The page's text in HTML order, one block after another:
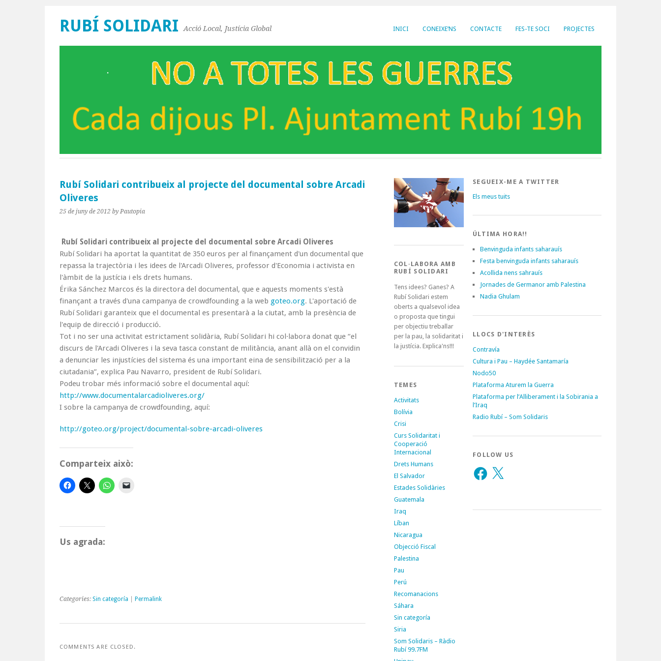
INICI CONEIXE’NS CONTACTE FES-TE SOCI PROJECTES
RUBÍ SOLIDARI Acció Local, Justícia Global
Rubí Solidari contribueix al projecte del documental sobre Arcadi
Oliveres
25 de juny de 2012 by Pautopia
Rubí Solidari contribueix al projecte del documental sobre Arcadi Oliveres
Rubí Solidari ha aportat la quantitat de 350 euros per al finançament d'un documental que
repassa la trajectòria i les idees de l'Arcadi Oliveres, professor d'Economia i activista en
l'àmbit de la justícia i els drets humans.
Érika Sánchez Marcos és la directora del documental, que e aquests moments s'està
finançant a través d'una campanya de crowdfounding a la web goteo.org. L'aportació de
Rubí Solidari garanteix que el documental es presentarà a la ciutat, amb la presència de
l'equip de direcció i producció.
Tot i no ser una activitat estrictament solidària, Rubí Solidari hi col·labora donat que “el
discurs de l'Arcadi Oliveres i la seva tasca constant de militància, anant allà on el convidin
a denunciar les injustícies del sistema és una important eina de sensibilització per a la
ciutadania”, explica Pau Navarro, president de Rubí Solidari.
Podeu trobar més informació sobre el documental aquí:
http://www.documentalarcadioliveres.org/
I sobre la campanya de crowdfounding, aquí:
http://goteo.org/project/documental-sobre-arcadi-oliveres
Comparteix això:
Us agrada:
Categories: Sin categoría Permalink
COMMENTS ARE CLOSED.
COL·LABORA AMB
RUBÍ SOLIDARI
Tens idees? Ganes? A
Rubí Solidari estem
oberts a qualsevol idea
o proposta que tingui
per objectiu treballar
per la pau, la solidaritat i
la justícia. Explica'ns!!!
TEMES
Activitats
Bolívia
Crisi
Curs Solidaritat i
Cooperació
Internacional
Drets Humans
El Salvador
Estades Solidàries
Guatemala
Iraq
Líban
Nicaragua
Objecció Fiscal
Palestina
Pau
Perú
Recomanacions
Sáhara
Sin categoría
Siria
Som Solidaris – Ràdio
Rubí 99.7FM
SEGUEIX-ME A TWITTER
Els meus tuits
ÚLTIMA HORA!!
Benvinguda infants saharauís
Festa benvinguda infants saharauís
Acollida nens sahrauís
Jornades de Germanor amb Palestina
Nadia Ghulam
LLOCS D'INTERÈS
Contravía
Cultura i Pau – Haydée Santamaría
Nodo50
Plataforma Aturem la Guerra
Plataforma per l’Alliberament i la Sobirania a
l’Iraq
Radio Rubí – Som Solidaris
FOLLOW US
Facebook
X